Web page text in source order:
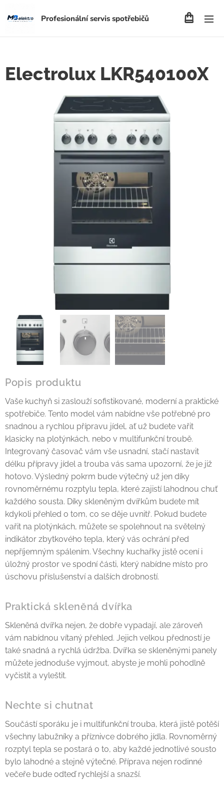
Profesionální servis spotřebičů
Electrolux LKR540100X
Popis produktu
Vaše kuchyň si zaslouží sofistikované, moderní a praktické
spotřebiče. Tento model vám nabídne vše potřebné pro
snadnou a rychlou přípravu jídel, ať už budete vařit
klasicky na plotýnkách, nebo v multifunkční troubě.
Integrovaný časovač vám vše usnadní, stačí nastavit
délku přípravy jídel a trouba vás sama upozorní, že je již
hotovo. Výsledný pokrm bude výtečný už jen díky
rovnoměrnému rozptylu tepla, které zajistí lahodnou chuť
každého sousta. Díky skleněným dvířkům budete mít
kdykoli přehled o tom, co se děje uvnitř. Pokud budete
vařit na plotýnkách, můžete se spolehnout na světelný
indikátor zbytkového tepla, který vás ochrání před
nepříjemným spálením. Všechny kuchařky jistě ocení i
úložný prostor ve spodní části, který nabídne místo pro
úschovu příslušenství a dalších drobností.
Praktická skleněná dvířka
Skleněná dvířka nejen, že dobře vypadají, ale zároveň
vám nabídnou vítaný přehled. Jejich velkou předností je
také snadná a rychlá údržba. Dvířka se skleněnými panely
můžete jednoduše vyjmout, abyste je mohli pohodlně
vyčistit a vyleštit.
Nechte si chutnat
Součástí sporáku je i multifunkční trouba, která jistě potěší
všechny labužníky a příznivce dobrého jídla. Rovnoměrný
rozptyl tepla se postará o to, aby každé jednotlivé sousto
bylo lahodné a stejně výtečné. Příprava nejen rodinné
večeře bude odteď rychlejší a snazší.